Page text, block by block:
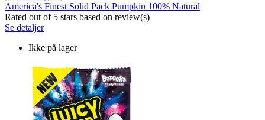
America's Finest Solid Pack Pumpkin 100% Natural
Rated out of 5 stars based on review(s)
Se detaljer
Ikke på lager